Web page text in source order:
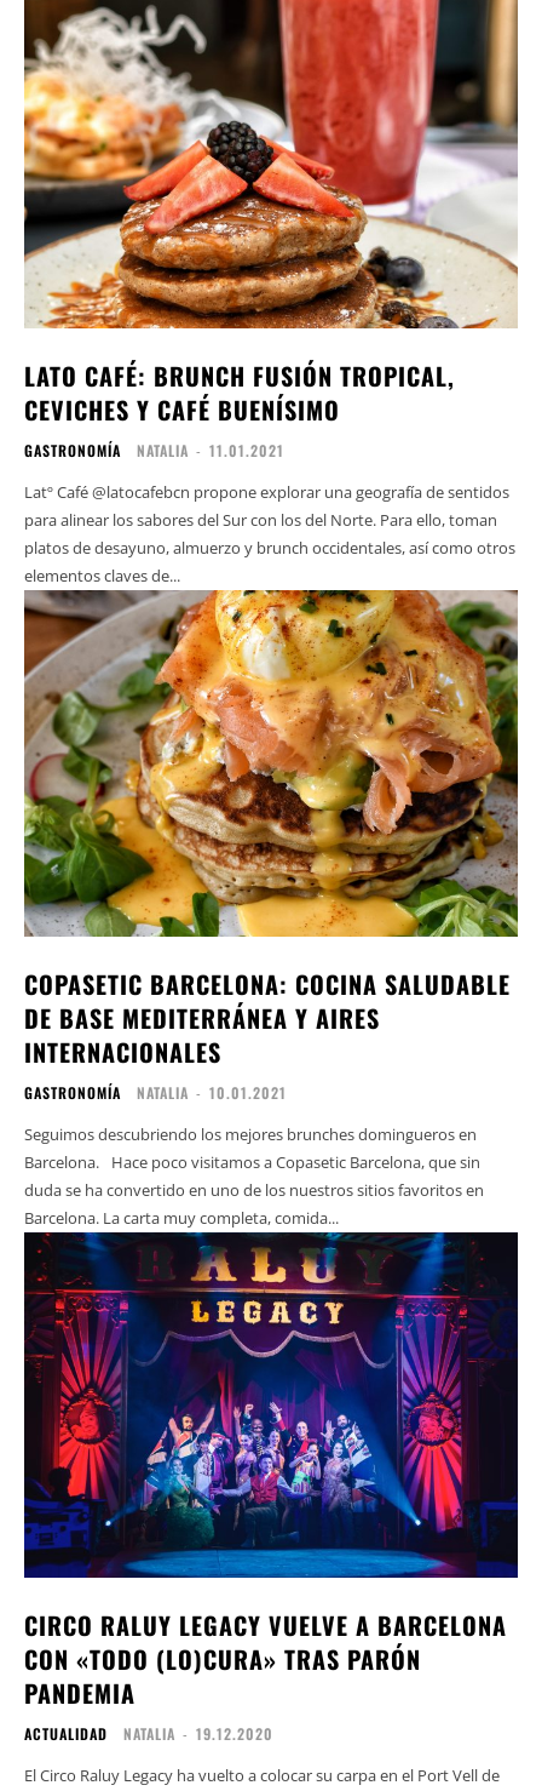
LATO CAFÉ: BRUNCH FUSIÓN TROPICAL,
CEVICHES Y CAFÉ BUENÍSIMO
GASTRONOMÍA NATALIA - 11.01.2021
Latº Café @latocafebcn propone explorar una geografía de sentidos
para alinear los sabores del Sur con los del Norte. Para ello, toman
platos de desayuno, almuerzo y brunch occidentales, así como otros
elementos claves de...
COPASETIC BARCELONA: COCINA SALUDABLE
DE BASE MEDITERRÁNEA Y AIRES
INTERNACIONALES
GASTRONOMÍA NATALIA - 10.01.2021
Seguimos descubriendo los mejores brunches domingueros en
Barcelona.⠀Hace poco visitamos a Copasetic Barcelona, que sin
duda se ha convertido en uno de los nuestros sitios favoritos en
Barcelona. La carta muy completa, comida...
CIRCO RALUY LEGACY VUELVE A BARCELONA
CON «TODO (LO)CURA» TRAS PARÓN
PANDEMIA
ACTUALIDAD NATALIA - 19.12.2020
El Circo Raluy Legacy ha vuelto a colocar su carpa en el Port Vell de